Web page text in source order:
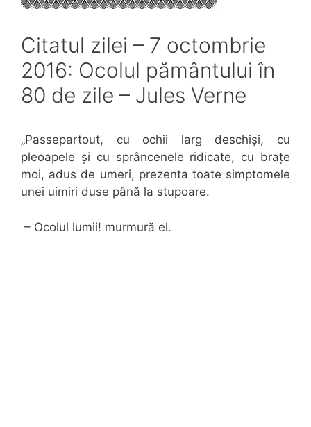
Citatul zilei – 7 octombrie
2016: Ocolul pământului în
80 de zile – Jules Verne
„Passepartout, cu ochii larg deschiși, cu
pleoapele și cu sprâncenele ridicate, cu brațe
moi, adus de umeri, prezenta toate simptomele
unei uimiri duse până la stupoare.
– Ocolul lumii! murmură el.